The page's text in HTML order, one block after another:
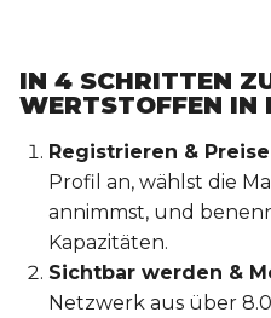
IN 4 SCHRITTEN
WERTSTOFFEN IN
Registrieren &
Profil an, wählst die
annimmst, und
Kapazitäten.
Sichtbar werden &
Netzwerk aus über